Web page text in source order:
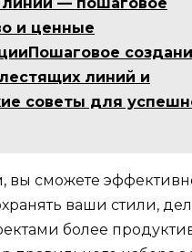
и ценные
линий и
советы для
вы сможете
ваши стили,
более